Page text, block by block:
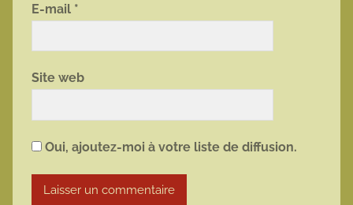
E-mail *
Site web
Oui, ajoutez-moi à votre liste de diffusion.